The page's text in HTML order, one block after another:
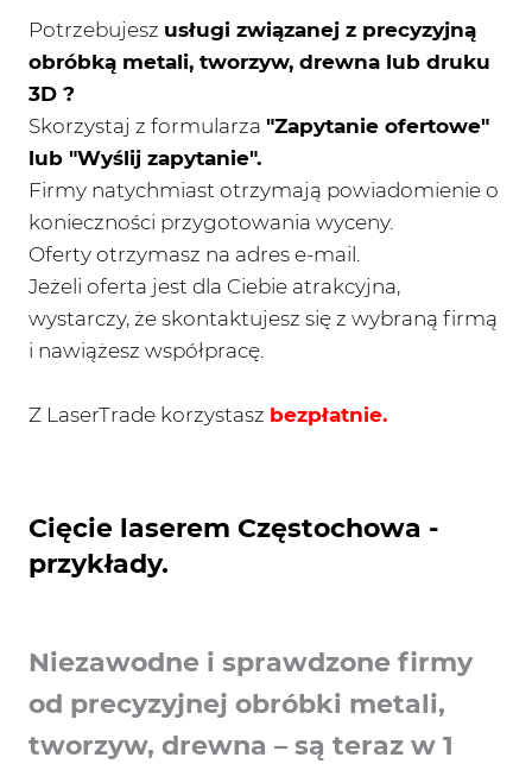
Potrzebujesz usługi związanej z precyzyjną
obróbką metali, tworzyw, drewna lub druku
3D ?
Skorzystaj z formularza "Zapytanie ofertowe"
lub "Wyślij zapytanie".
Firmy natychmiast otrzymają powiadomienie o
konieczności przygotowania wyceny.
Oferty otrzymasz na adres e-mail.
Jeżeli oferta jest dla Ciebie atrakcyjna,
wystarczy, że skontaktujesz się z wybraną firmą
i nawiążesz współpracę.
Z LaserTrade korzystasz bezpłatnie.
Cięcie laserem Częstochowa -
przykłady.
Niezawodne i sprawdzone firmy
od precyzyjnej obróbki metali,
tworzyw, drewna – są teraz w 1